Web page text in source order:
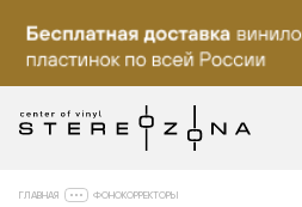
ГЛАВНАЯ ФОНОКОРРЕКТОРЫ